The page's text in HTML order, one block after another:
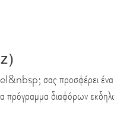
σας προσφέρει ένα
πρόγραμμα διαφόρων